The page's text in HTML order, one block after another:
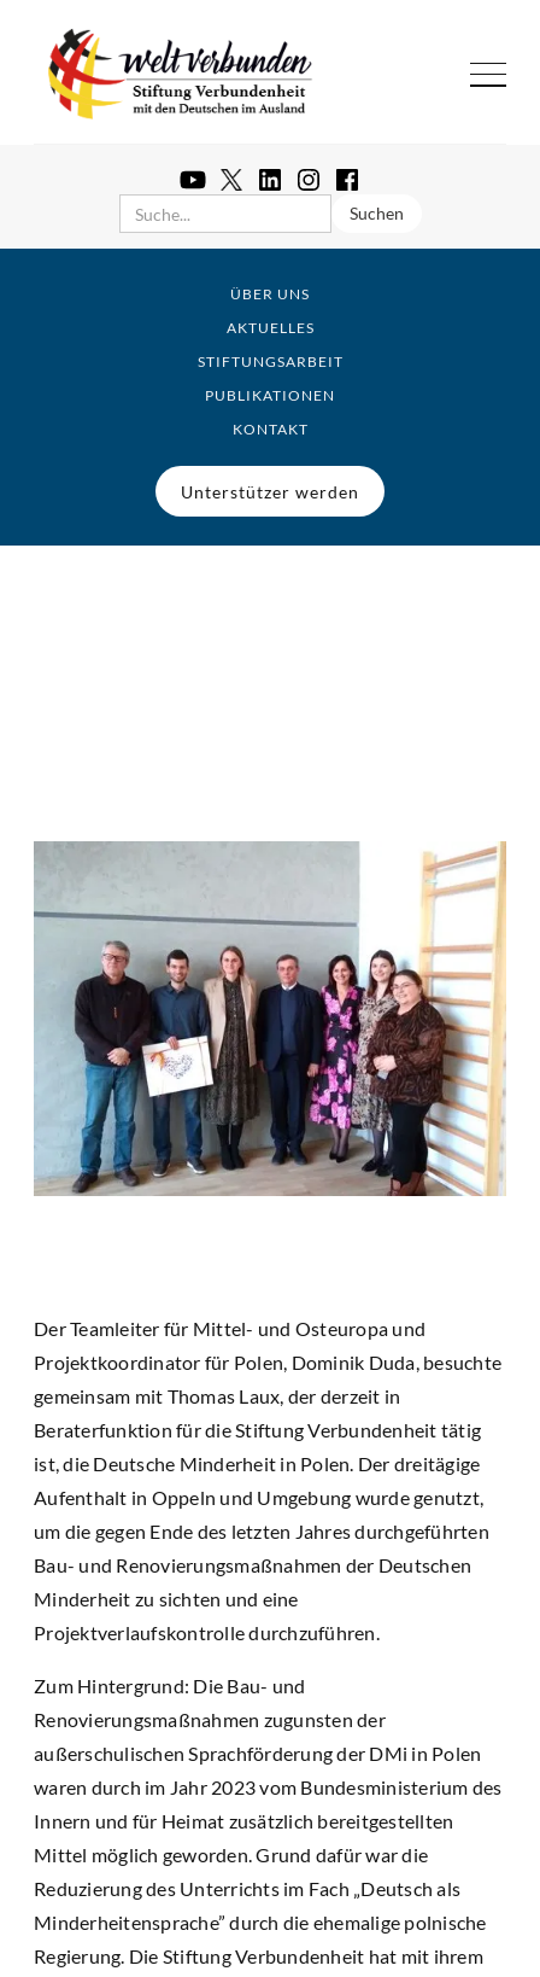
ÜBER UNS
AKTUELLES
STIFTUNGSARBEIT
PUBLIKATIONEN
KONTAKT
Unterstützer werden
Der Teamleiter für Mittel- und Osteuropa und
Projektkoordinator für Polen, Dominik Duda, besuchte
gemeinsam mit Thomas Laux, der derzeit in
Beraterfunktion für die Stiftung Verbundenheit tätig
ist, die Deutsche Minderheit in Polen. Der dreitägige
Aufenthalt in Oppeln und Umgebung wurde genutzt,
um die gegen Ende des letzten Jahres durchgeführten
Bau- und Renovierungsmaßnahmen der Deutschen
Minderheit zu sichten und eine
Projektverlaufskontrolle durchzuführen.
Zum Hintergrund: Die Bau- und
Renovierungsmaßnahmen zugunsten der
außerschulischen Sprachförderung der DMi in Polen
waren durch im Jahr 2023 vom Bundesministerium des
Innern und für Heimat zusätzlich bereitgestellten
Mittel möglich geworden. Grund dafür war die
Reduzierung des Unterrichts im Fach „Deutsch als
Minderheitensprache” durch die ehemalige polnische
Regierung. Die Stiftung Verbundenheit hat mit ihrem